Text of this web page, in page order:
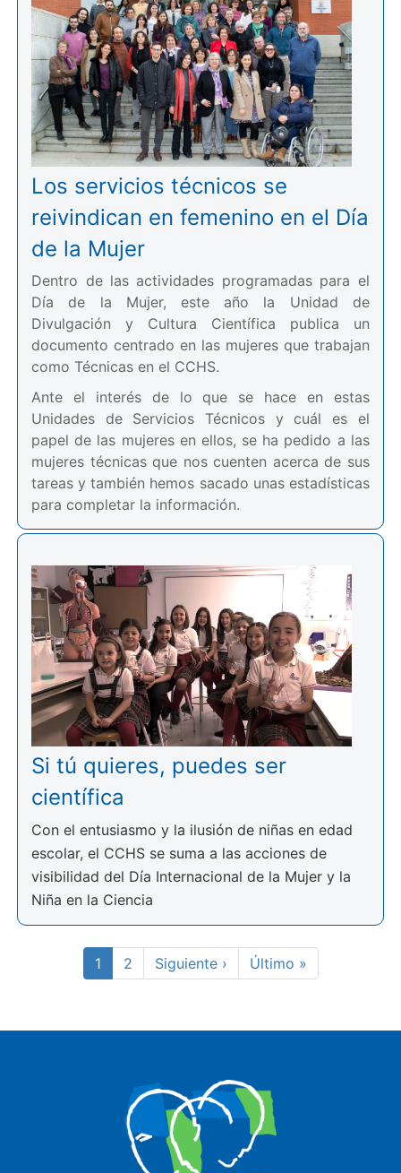
Los servicios técnicos se
reivindican en femenino en el Día
de la Mujer
Dentro de las actividades programadas para el
Día de la Mujer, este año la Unidad de
Divulgación y Cultura Científica publica un
documento centrado en las mujeres que trabajan
como Técnicas en el CCHS.
Ante el interés de lo que se hace en estas
Unidades de Servicios Técnicos y cuál es el
papel de las mujeres en ellos, se ha pedido a las
mujeres técnicas que nos cuenten acerca de sus
tareas y también hemos sacado unas estadísticas
para completar la información.
Si tú quieres, puedes ser
científica
Con el entusiasmo y la ilusión de niñas en edad
escolar, el CCHS se suma a las acciones de
visibilidad del Día Internacional de la Mujer y la
Niña en la Ciencia
Paginación
Página
actual
1 Page
2
Siguiente
página
Siguiente ›
Última
página
Último »